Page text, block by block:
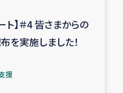
】＃4 皆さまからの
を実施しました！
援